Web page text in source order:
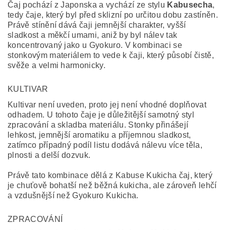
Čaj pochází z Japonska a vychází ze stylu Kabusecha,
tedy čaje, který byl před sklizní po určitou dobu zastíněn.
Právě stínění dává čaji jemnější charakter, vyšší
sladkost a měkčí umami, aniž by byl nálev tak
koncentrovaný jako u Gyokuro. V kombinaci se
stonkovým materiálem to vede k čaji, který působí čistě,
svěže a velmi harmonicky.
KULTIVAR
Kultivar není uveden, proto jej není vhodné doplňovat
odhadem. U tohoto čaje je důležitější samotný styl
zpracování a skladba materiálu. Stonky přinášejí
lehkost, jemnější aromatiku a příjemnou sladkost,
zatímco případný podíl listu dodává nálevu více těla,
plnosti a delší dozvuk.
Právě tato kombinace dělá z Kabuse Kukicha čaj, který
je chuťově bohatší než běžná kukicha, ale zároveň lehčí
a vzdušnější než Gyokuro Kukicha.
ZPRACOVÁNÍ